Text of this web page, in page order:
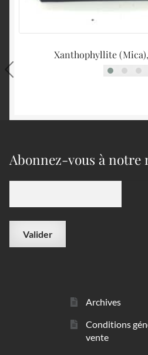
Xanthophyllite
Abonnez-vous à notre
Archives
Conditions
vente